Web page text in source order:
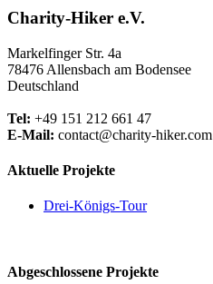
Charity-Hiker e.V.
Markelfinger Str. 4a
78476 Allensbach am Bodensee
Deutschland
Tel: +49 151 212 661 47
E-Mail: contact@charity-hiker.com
Aktuelle Projekte
Drei-Königs-Tour
Abgeschlossene Projekte